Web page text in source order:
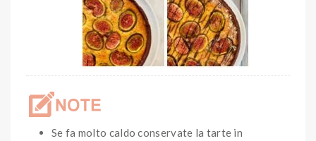
Se fa molto caldo conservate la tarte in